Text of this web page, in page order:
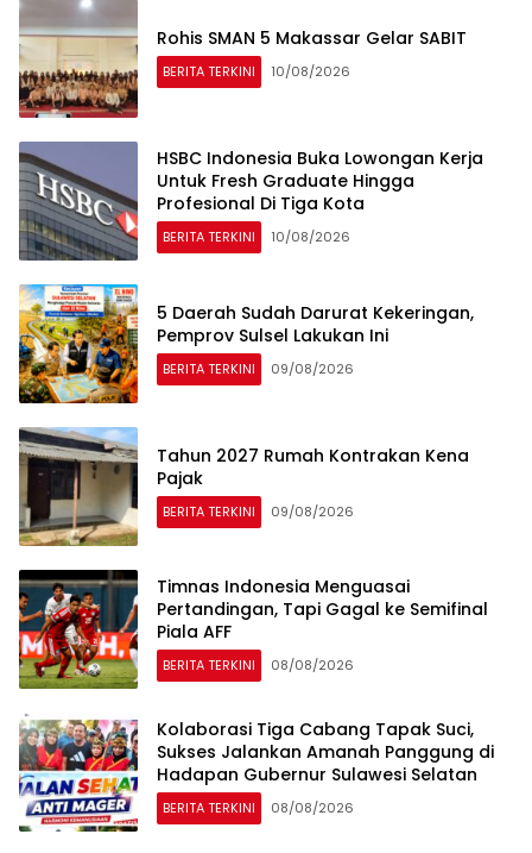
Rohis SMAN 5 Makassar Gelar SABIT
BERITA TERKINI 10/08/2026
HSBC Indonesia Buka Lowongan Kerja
Untuk Fresh Graduate Hingga
Profesional Di Tiga Kota
BERITA TERKINI 10/08/2026
5 Daerah Sudah Darurat Kekeringan,
Pemprov Sulsel Lakukan Ini
BERITA TERKINI 09/08/2026
Tahun 2027 Rumah Kontrakan Kena
Pajak
BERITA TERKINI 09/08/2026
Timnas Indonesia Menguasai
Pertandingan, Tapi Gagal ke Semifinal
Piala AFF
BERITA TERKINI 08/08/2026
Kolaborasi Tiga Cabang Tapak Suci,
Sukses Jalankan Amanah Panggung di
Hadapan Gubernur Sulawesi Selatan
BERITA TERKINI 08/08/2026